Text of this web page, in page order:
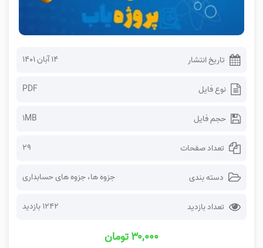
تاریخ انتشار ۱۴ آبان ۱۴۰۱
نوع فایل PDF
حجم فایل 1MB
تعداد صفحات 29
دسته بندی جزوه ها،جزوه های حسابداری
تعداد بازدید 1242 بازدید
۳۰,۰۰۰ تومان